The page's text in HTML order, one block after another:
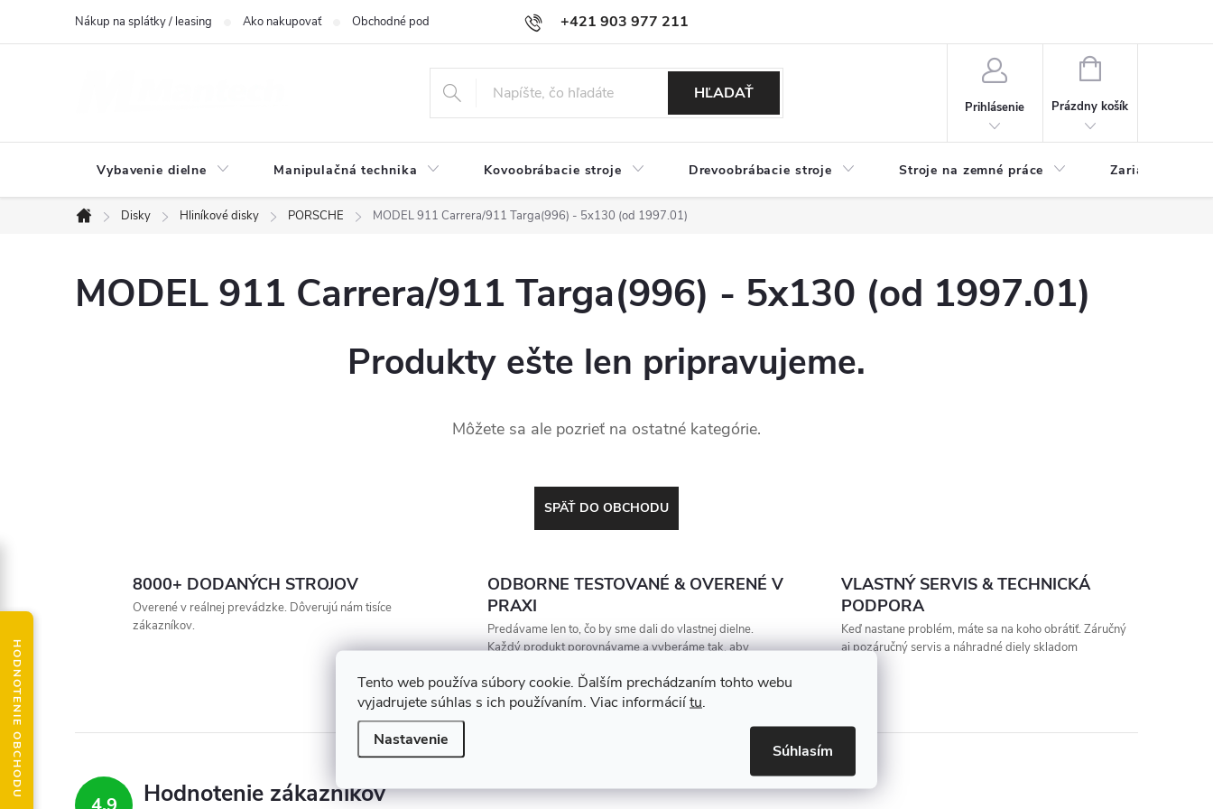
Tento web používa súbory cookie. Ďalším prechádzaním tohto webu
vyjadrujete súhlas s ich používaním. Viac informáciítu.
Nastavenie
Súhlasím
+421 903 977 211
Nákup na splátky / leasing Ako nakupovať Obchodné podmienky Podmienky ochrany osobných údajov
HĽADAŤ
Prihlásenie
NÁKUPNÝ
Prázdny košík
Vybavenie dielne Manipulačná technika Kovoobrábacie stroje Drevoobrábacie stroje Stroje na zemné práce Zariadenia na
Domov
Disky Hliníkové disky PORSCHE MODEL 911 Carrera/911 Targa(996) - 5x130 (od 1997.01)
MODEL 911 Carrera/911 Targa(996) - 5x130 (od 1997.01)
Produkty ešte len pripravujeme.
Môžete sa ale pozrieť na ostatné kategórie.
SPÄŤ DO OBCHODU
8000+ DODANÝCH STROJOV
Overené v reálnej prevádzke. Dôverujú nám tisíce
zákazníkov.
ODBORNE TESTOVANÉ & OVERENÉ V
PRAXI
Predávame len to, čo by sme dali do vlastnej dielne.
Každý produkt porovnávame a vyberáme tak, aby
VLASTNÝ SERVIS & TECHNICKÁ
PODPORA
Keď nastane problém, máte sa na koho obrátiť. Záručný
aj pozáručný servis a náhradné diely skladom
Hodnotenie zákazníkov
HODNOTENIE OBCHODU